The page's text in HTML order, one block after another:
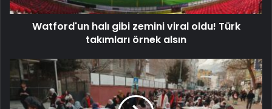
Watford'un halı gibi zemini viral oldu! Türk
takımları örnek alsın